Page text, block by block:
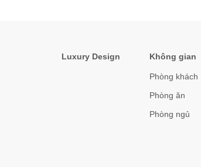
Luxury Design Không gian
Phòng khách
Phòng ăn
Phòng ngủ